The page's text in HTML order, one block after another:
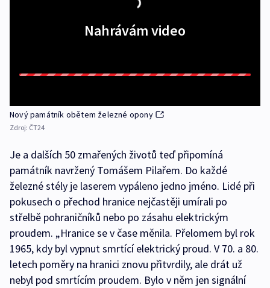
Nahrávám video
Nový památník obětem železné opony
Zdroj: ČT24
Je a dalších 50 zmařených životů teď připomíná
památník navržený Tomášem Pilařem. Do každé
železné stély je laserem vypáleno jedno jméno. Lidé při
pokusech o přechod hranice nejčastěji umírali po
střelbě pohraničníků nebo po zásahu elektrickým
proudem. „Hranice se v čase měnila. Přelomem byl rok
1965, kdy byl vypnut smrtící elektrický proud. V 70. a 80.
letech poměry na hranici znovu přitvrdily, ale drát už
nebyl pod smrtícím proudem. Bylo v něm jen signální